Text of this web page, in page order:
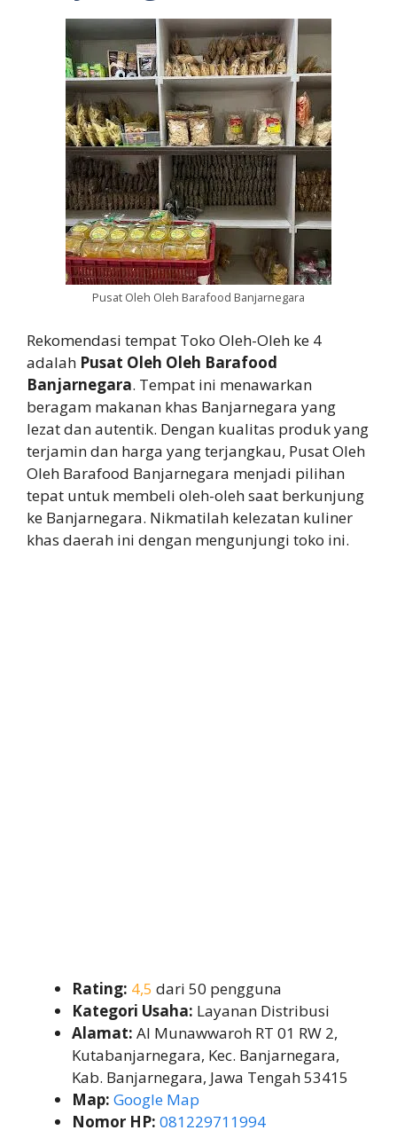
Pusat Oleh Oleh Barafood Banjarnegara
Rekomendasi tempat Toko Oleh-Oleh ke 4
adalah Pusat Oleh Oleh Barafood
Banjarnegara. Tempat ini menawarkan
beragam makanan khas Banjarnegara yang
lezat dan autentik. Dengan kualitas produk yang
terjamin dan harga yang terjangkau, Pusat Oleh
Oleh Barafood Banjarnegara menjadi pilihan
tepat untuk membeli oleh-oleh saat berkunjung
ke Banjarnegara. Nikmatilah kelezatan kuliner
khas daerah ini dengan mengunjungi toko ini.
Rating: 4,5 dari 50 pengguna
Kategori Usaha: Layanan Distribusi
Alamat: Al Munawwaroh RT 01 RW 2,
Kutabanjarnegara, Kec. Banjarnegara,
Kab. Banjarnegara, Jawa Tengah 53415
Map: Google Map
Nomor HP: 081229711994